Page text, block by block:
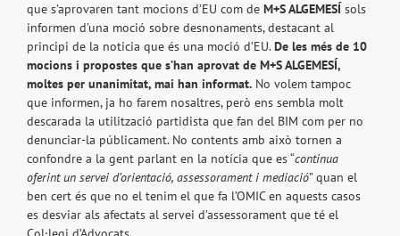
que s’aprovaren tant mocions d’EU com de M+S ALGEMESÍ sols
informen d’una moció sobre desnonaments, destacant al
principi de la noticia que és una moció d’EU.De les més de 10
mocions i propostes que s’han aprovat de M+S ALGEMESÍ,
moltes per unanimitat, mai han informat. No volem tampoc
que informen, ja ho farem nosaltres, però ens sembla molt
descarada la utilització partidista que fan del BIM com per no
denunciar-la públicament. No contents amb això tornen a
confondre a la gent parlant en la notícia que es “continua
oferint un servei d’orientació, assessorament i mediació” quan el
ben cert és que no el tenim el que fa l’OMIC en aquests casos
es desviar als afectats al servei d’assessorament que té el